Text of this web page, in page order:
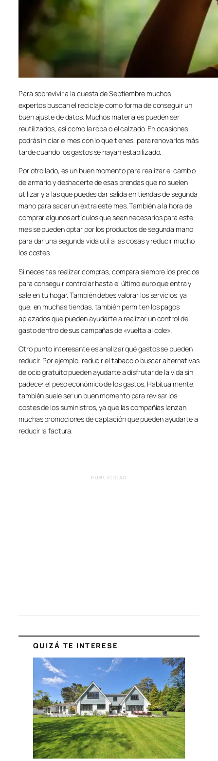
Para sobrevivir a la cuesta de Septiembre muchos
expertos buscan el reciclaje como forma de conseguir un
buen ajuste de datos. Muchos materiales pueden ser
reutilizados, así como la ropa o el calzado. En ocasiones
podrás iniciar el mes con lo que tienes, para renovarlos más
tarde cuando los gastos se hayan estabilizado.
Por otro lado, es un buen momento para realizar el cambio
de armario y deshacerte de esas prendas que no suelen
utilizar y a las que puedes dar salida en tiendas de segunda
mano para sacar un extra este mes. También a la hora de
comprar algunos artículos que sean necesarios para este
mes se pueden optar por los productos de segunda mano
para dar una segunda vida útil a las cosas y reducir mucho
los costes.
Si necesitas realizar compras, compara siempre los precios
para conseguir controlar hasta el último euro que entra y
sale en tu hogar. También debes valorar los servicios ya
que, en muchas tiendas, también permiten los pagos
aplazados que pueden ayudarte a realizar un control del
gasto dentro de sus campañas de «vuelta al cole».
Otro punto interesante es analizar qué gastos se pueden
reducir. Por ejemplo, reducir el tabaco o buscar alternativas
de ocio gratuito pueden ayudarte a disfrutar de la vida sin
padecer el peso económico de los gastos. Habitualmente,
también suele ser un buen momento para revisar los
costes de los suministros, ya que las compañías lanzan
muchas promociones de captación que pueden ayudarte a
reducir la factura.
PUBLICIDAD
QUIZÁ TE INTERESE